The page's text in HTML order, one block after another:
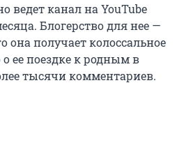
ведет канал на YouTube
Блогерство для нее —
она получает колоссальное
ее поездке к родным в
тысячи комментариев.